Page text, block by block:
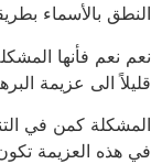
النطق بالأسماء
نعم نعم فأنها
قليلاً الى عزيمة
المشكلة كمن في
في هذه العزيمة